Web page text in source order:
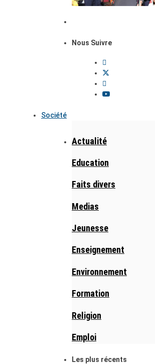
Nous Suivre
Société
Actualité
Education
Faits divers
Medias
Jeunesse
Enseignement
Environnement
Formation
Religion
Emploi
Les plus récents